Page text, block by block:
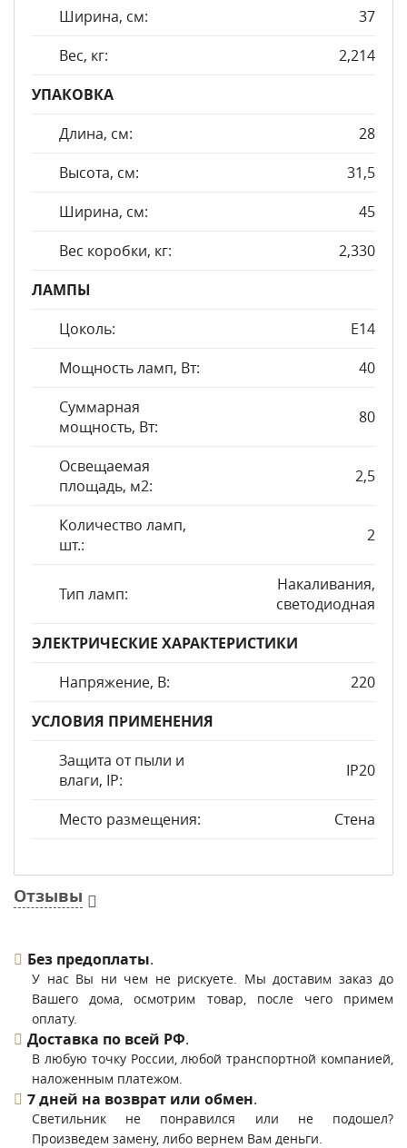
Ширина, см:
37
Вес, кг:
2,214
УПАКОВКА
Длина, см:
28
Высота, см:
31,5
Ширина, см:
45
Вес коробки, кг:
2,330
ЛАМПЫ
Цоколь:
E14
Мощность ламп, Вт:
40
Суммарная
мощность, Вт:
80
Освещаемая
площадь, м2:
2,5
Количество ламп,
шт.:
2
Тип ламп:
Накаливания,
светодиодная
ЭЛЕКТРИЧЕСКИЕ ХАРАКТЕРИСТИКИ
Напряжение, В:
220
УСЛОВИЯ ПРИМЕНЕНИЯ
Защита от пыли и
влаги, IP:
IP20
Место размещения: Стена
Отзывы
Без предоплаты.
У нас Вы ни чем не рискуете. Мы доставим заказ до
Вашего дома, осмотрим товар, после чего примем
оплату.
Доставка по всей РФ.
В любую точку России, любой транспортной компанией,
наложенным платежом.
7 дней на возврат или обмен.
Светильник не понравился или не подошел?
Произведем замену, либо вернем Вам деньги.